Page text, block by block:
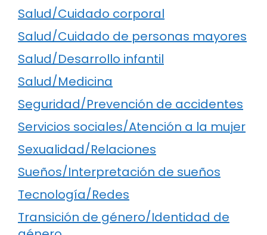
Salud/Cuidado corporal
Salud/Cuidado de personas mayores
Salud/Desarrollo infantil
Salud/Medicina
Seguridad/Prevención de accidentes
Servicios sociales/Atención a la mujer
Sexualidad/Relaciones
Sueños/Interpretación de sueños
Tecnología/Redes
Transición de género/Identidad de